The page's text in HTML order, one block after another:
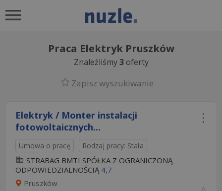
Praca Elektryk Pruszków
Znaleźliśmy3oferty
Zapisz wyszukiwanie
Elektryk / Monter instalacji
fotowoltaicznych...
Umowa o pracę Rodzaj pracy: Stała
STRABAG BMTI SPÓŁKA Z OGRANICZONĄ
ODPOWIEDZIALNOŚCIĄ 4,7
Pruszków